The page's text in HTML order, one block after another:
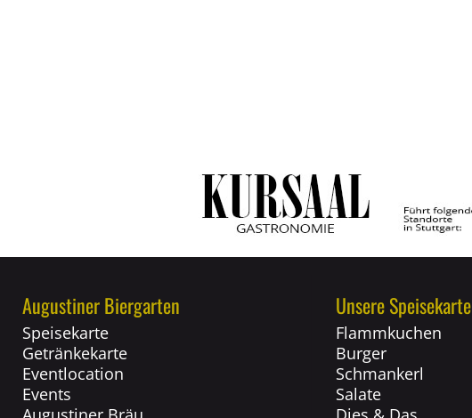
Augustiner Biergarten
Speisekarte
Getränkekarte
Eventlocation
Events
Unsere Speisekarte
Flammkuchen
Burger
Schmankerl
Salate